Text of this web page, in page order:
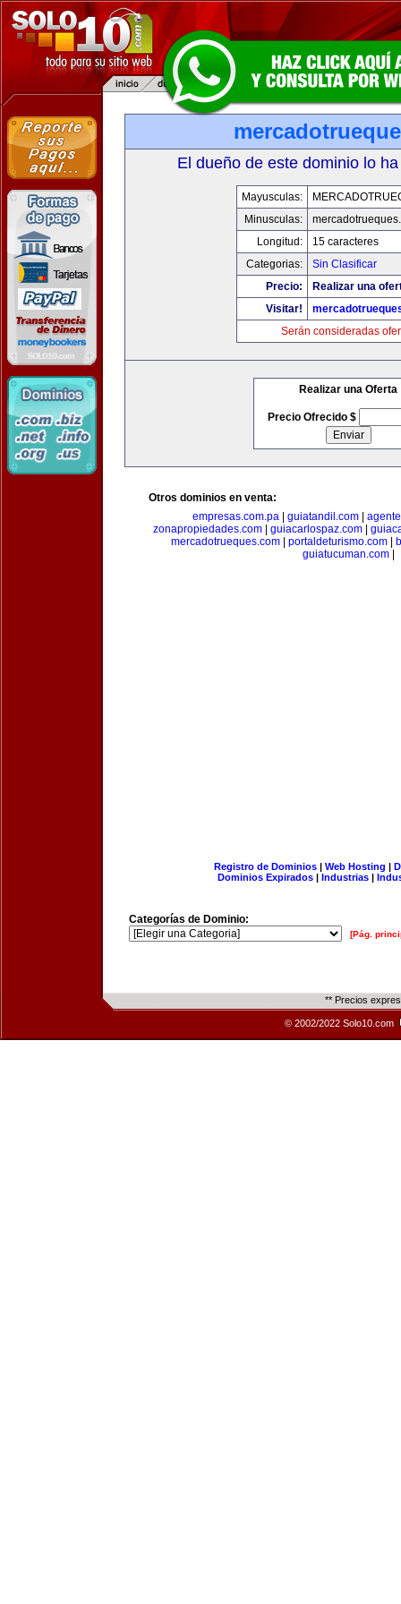
El dueño de este dominio lo
Mayusculas:
Minusculas:
Longitud:
15 caracteres
Categorias:
Sin Clasificar
Precio:
Realizar una
Visitar!
Serán consideradas
Realizar una Oferta
Precio Ofrecido $
Otros dominios en venta:
empresas.com.pa
guiatandil.com
zonapropiedades.com
guiacarlospaz.com
mercadotrueques.com| portaldeturismo.com|
guiatucuman.com|
Registro de Dominios| Web Hosting |
Dominios Expirados | Industrias |
Categorías de Dominio:
[Pág.
** Precios
© 2002/2022 Solo10.com